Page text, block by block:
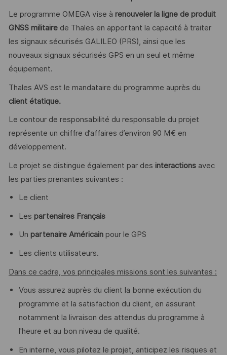
Le programme OMEGA vise à renouveler la ligne de produit
GNSS militairede Thales en apportant la capacité à traiter
les signaux sécurisés GALILEO (PRS), ainsi que les
nouveaux signaux sécurisés GPS en un seul et même
équipement.
Thales AVS est le mandataire du programme auprès du
client étatique.
Le contour de responsabilité du responsable du projet
représente un chiffre d’affaires d’environ 90 M€ en
développement.
Le projet se distingue également par des interactionsavec
les parties prenantes suivantes :
Le client
Les partenaires Français
Un partenaire Américainpour le GPS
Les clients utilisateurs.
Dans ce cadre, vos principales missions sont les suivantes :
Vous assurez auprès du client la bonne exécution du
programme et la satisfaction du client, en assurant
notamment la livraison des attendus du programme à
l'heure et au bon niveau de qualité.
En interne, vous pilotez le projet, anticipez les risques et